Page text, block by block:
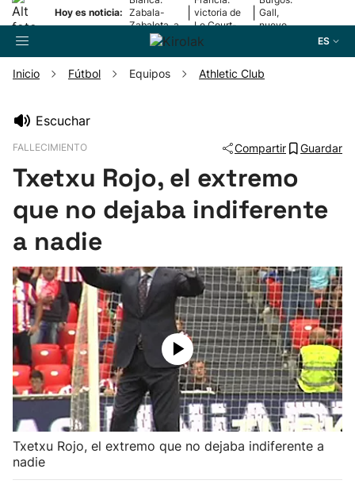
Hoy es noticia: Zabala-
Zabaleta, a
la final
victoria de
Le Court-
Pienaar
Gall,
nuevo
ES
Pelota
Remo
Baloncesto
Ciclismo
Herri-kirolak
Balonmano
Kirolak 360
Inicio Fútbol Equipos Athletic Club
Escuchar
FALLECIMIENTO Compartir Guardar
Txetxu Rojo, el extremo
que no dejaba indiferente
a nadie
Txetxu Rojo, el extremo que no dejaba indiferente a
nadie